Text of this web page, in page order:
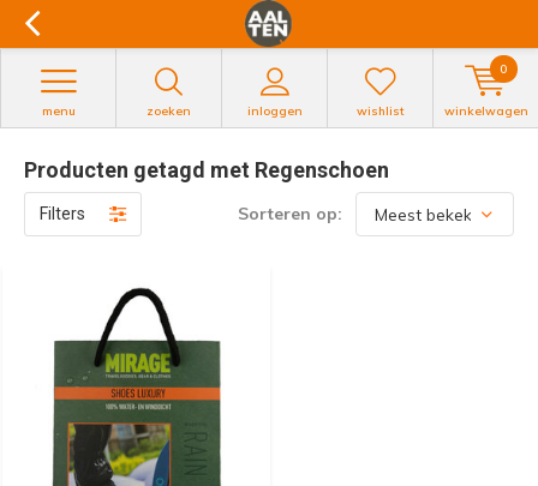
zoeken inloggen
menu wishlist winkelwagen
0
Producten getagd met Regenschoen
Filters Sorteren op: